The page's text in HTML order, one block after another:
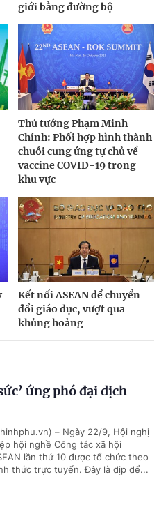
giới bằng đường bộ
Thủ tướng Phạm Minh
Chính: Phối hợp hình thành
chuỗi cung ứng tự chủ về
vaccine COVID-19 trong
khu vực
Kết nối ASEAN để chuyển
đổi giáo dục, vượt qua
khủng hoảng
ứng phó đại dịch
– Ngày 22/9, Hội nghị
hội nghề Công tác xã hội
lần thứ 10 được tổ chức theo
thức trực tuyến. Đây là dịp để...